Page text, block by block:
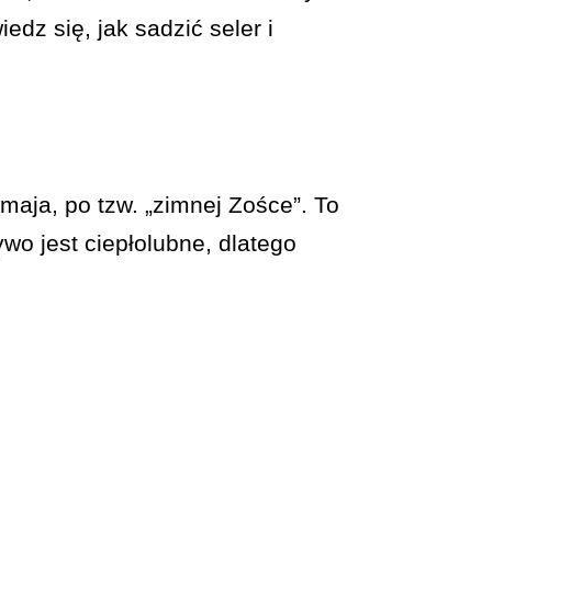
się, jak sadzić seler i
po tzw. „zimnej Zośce”. To
jest ciepłolubne, dlatego